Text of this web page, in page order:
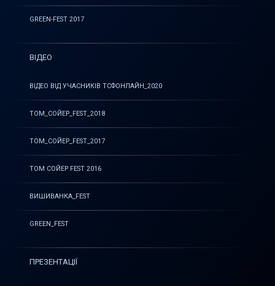
GREEN-FEST 2017
ВІДЕО
ВІДЕО ВІД УЧАСНИКІВ ТСФОНЛАЙН_2020
ТОМ_СОЙЕР_FEST_2018
ТОМ_СОЙЕР_FEST_2017
ТОМ СОЙЕР FEST 2016
ВИШИВАНКА_FEST
GREEN_FEST
ПРЕЗЕНТАЦІЇ